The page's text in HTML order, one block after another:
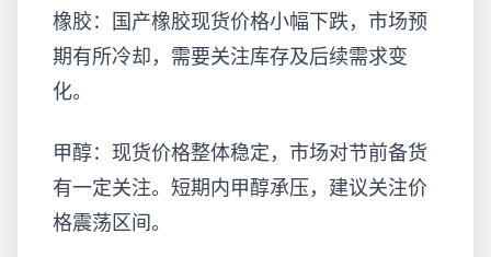
橡胶：国产橡胶现货价格小幅下跌，市场预
期有所冷却，需要关注库存及后续需求变
化。
甲醇：现货价格整体稳定，市场对节前备货
有一定关注。短期内甲醇承压，建议关注价
格震荡区间。